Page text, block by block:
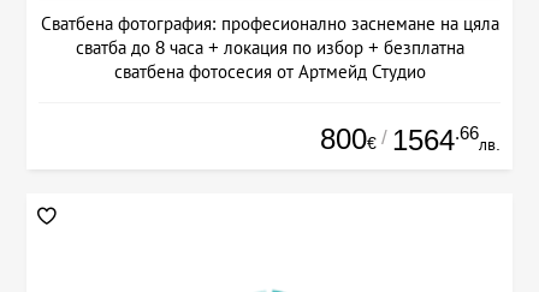
Сватбена фотография: професионално заснемане на цяла
сватба до 8 часа + локация по избор + безплатна
сватбена фотосесия от Артмейд Студио
800€ / 1564.66
лв.